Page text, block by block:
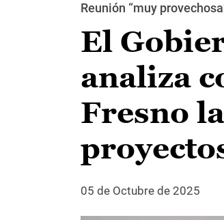
Reunión “muy
El
analiza
Fresno
05 de Octubre de 2025